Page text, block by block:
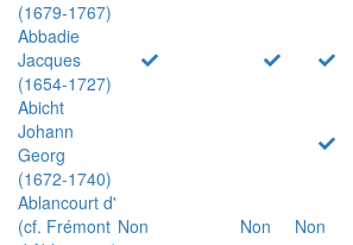
(1679-1767)
Abbadie
Jacques
(1654-1727)
Abicht
Johann
Georg
(1672-1740)
Ablancourt d'
(cf. Frémont Non Non Non